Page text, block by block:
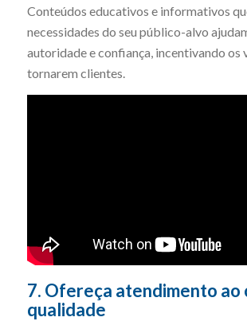
Conteúdos educativos e informativos
necessidades do seu público-alvo
autoridade e confiança, incentivando os
tornarem clientes.
7. Ofereça atendimento ao
qualidade